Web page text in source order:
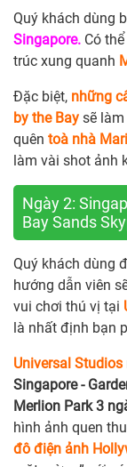
Quý khách dùng
Singapore. Có
trúc xung quanh
Đặc biệt, những
by the Bay sẽ
quên toà nhà
làm vài shot ảnh
Ngày 2:
Bay Sands
Quý khách dùng
hướng dẫn viên
vui chơi thú vị tại
là nhất định bạn
Universal Studios
Singapore -
Merlion Park 3
hình ảnh quen
đô điện ảnh